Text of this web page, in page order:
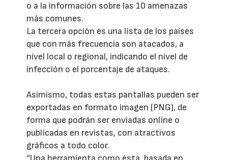
o a la información sobre las 10 amenazas
más comunes.
La tercera opción es una lista de los países
que con más frecuencia son atacados, a
nivel local o regional, indicando el nivel de
infección o el porcentaje de ataques.
Asimismo, todas estas pantallas pueden ser
exportadas en formato imagen (PNG), de
forma que podrán ser enviadas online o
publicadas en revistas, con atractivos
gráficos a todo color.